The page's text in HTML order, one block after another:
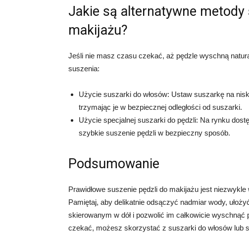
Jakie są alternatywne metody
makijażu?
Jeśli nie masz czasu czekać, aż pędzle wyschną
suszenia:
Użycie suszarki do włosów: Ustaw suszarkę na
trzymając je w bezpiecznej odległości od suszarki.
Użycie specjalnej suszarki do pędzli: Na rynku
szybkie suszenie pędzli w bezpieczny sposób.
Podsumowanie
Prawidłowe suszenie pędzli do makijażu jest
Pamiętaj, aby delikatnie odsączyć nadmiar wody,
skierowanym w dół i pozwolić im całkowicie
czekać, możesz skorzystać z suszarki do włosów lub